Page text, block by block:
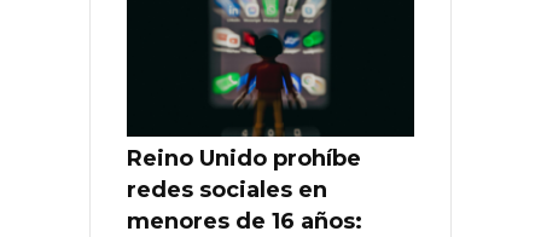
Reino Unido prohíbe
redes sociales en
menores de 16 años: